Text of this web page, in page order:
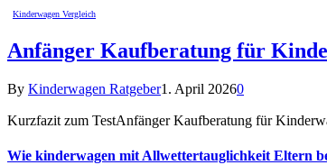
Kinderwagen Vergleich
Anfänger Kaufberatung für
By Kinderwagen Ratgeber1. April 20260
Kurzfazit zum TestAnfänger Kaufberatung für
Wie kinderwagen mit Allwettertauglichkeit Eltern